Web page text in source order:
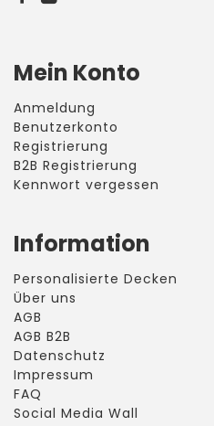
Mein Konto
Anmeldung
Benutzerkonto
Registrierung
B2B Registrierung
Kennwort vergessen
Information
Personalisierte Decken
Über uns
AGB
AGB B2B
Datenschutz
Impressum
FAQ
Social Media Wall